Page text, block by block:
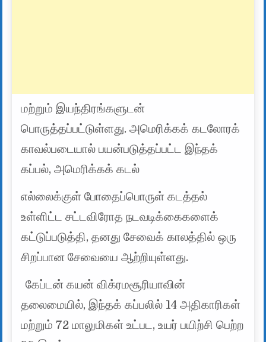
மற்றும் இயந்திரங்களுடன்
பொருத்தப்பட்டுள்ளது. அமெரிக்கக் கடலோரக்
காவல்படையால் பயன்படுத்தப்பட்ட இந்தக்
கப்பல், அமெரிக்கக் கடல்
எல்லைக்குள் போதைப்பொருள் கடத்தல்
உள்ளிட்ட சட்டவிரோத நடவடிக்கைகளைக்
கட்டுப்படுத்தி, தனது சேவைக் காலத்தில் ஒரு
சிறப்பான சேவையை ஆற்றியுள்ளது.
கேப்டன் கயன் விக்ரமசூரியாவின்
தலைமையில், இந்தக் கப்பலில் 14 அதிகாரிகள்
மற்றும் 72 மாலுமிகள் உட்பட, உயர் பயிற்சி பெற்ற